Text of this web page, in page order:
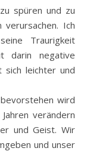
spüren und zu
Ich
Traurigkeit
darin negative
sich leichter und
wird
verändern
und Geist. Wir
und unser